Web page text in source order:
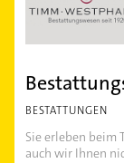
BESTATTUNGEN
Sie erleben beim
auch wir Ihnen